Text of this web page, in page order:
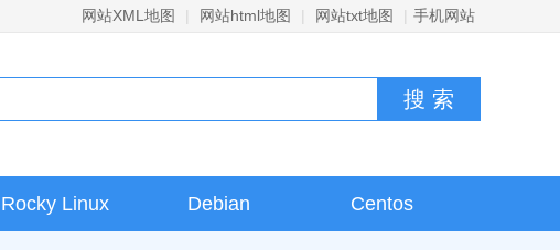
网站XML地图 | 网站html地图 | 网站txt地图 | 手机网站
Rocky Linux Debian Centos